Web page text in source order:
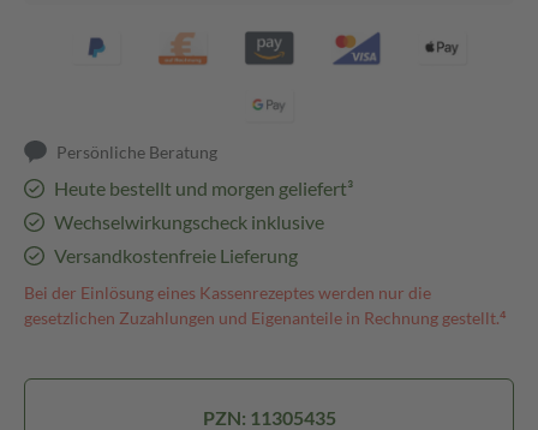
Persönliche Beratung
Heute bestellt und morgen geliefert³
Wechselwirkungscheck inklusive
Versandkostenfreie Lieferung
Bei der Einlösung eines Kassenrezeptes werden nur die
gesetzlichen Zuzahlungen und Eigenanteile in Rechnung gestellt.⁴
PZN: 11305435